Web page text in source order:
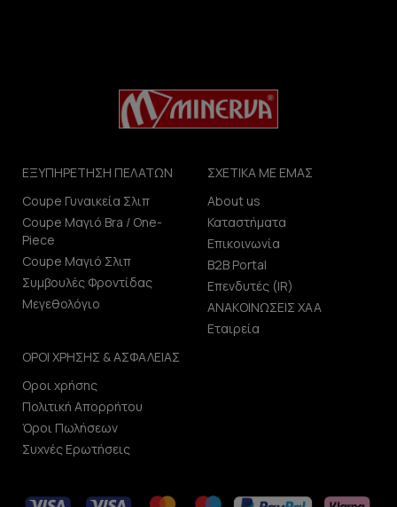
ΕΞΥΠΗΡΕΤΗΣΗ ΠΕΛΑΤΩΝ
Coupe Γυναικεία Σλιπ
Coupe Μαγιό Bra / One-
Piece
Coupe Μαγιό Σλιπ
Συμβουλές Φροντίδας
Μεγεθολόγιο
ΣΧΕΤΙΚΑ ΜΕ ΕΜΑΣ
About us
Καταστήματα
Επικοινωνία
B2B Portal
Επενδυτές (IR)
ΑΝΑΚΟΙΝΩΣΕΙΣ ΧΑΑ
Εταιρεία
ΟΡΟΙ ΧΡΗΣΗΣ & ΑΣΦΑΛΕΙΑΣ
Οροι χρήσης
Πολιτική Απορρήτου
Όροι Πωλήσεων
Συχνές Ερωτήσεις